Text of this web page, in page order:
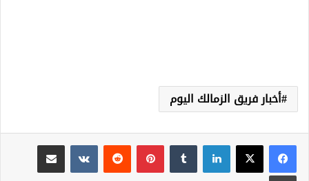
أخبار فريق الزمالك اليوم
لينكدإن بينتيريست